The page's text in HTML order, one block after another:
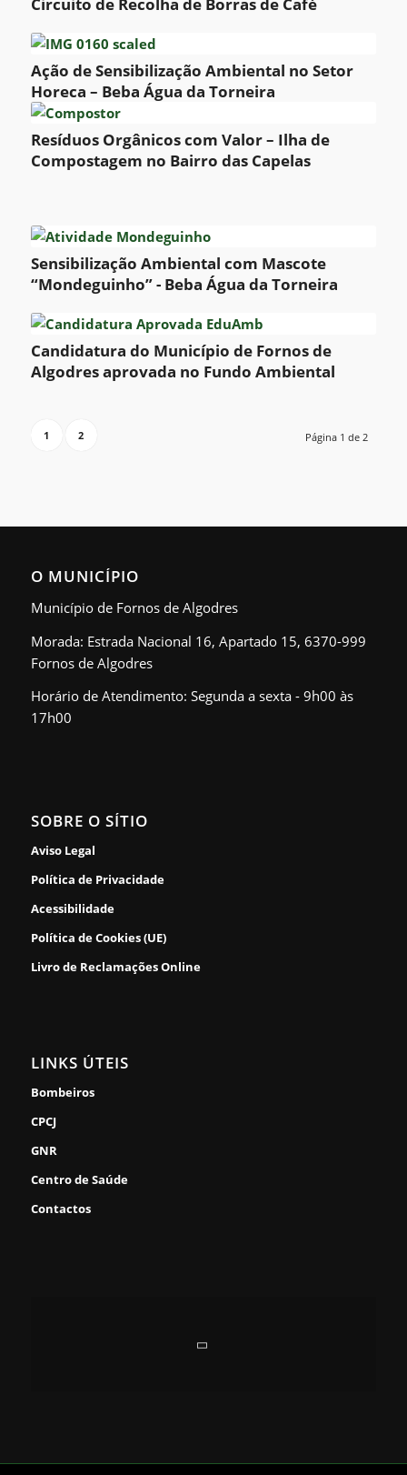
Ação de Sensibilização Ambiental no Setor
Horeca – Beba Água da Torneira
Resíduos Orgânicos com Valor – Ilha de
Compostagem no Bairro das Capelas
Sensibilização Ambiental com Mascote
“Mondeguinho” - Beba Água da Torneira
Candidatura do Município de Fornos de
Algodres aprovada no Fundo Ambiental
Página 1 de 2
1 2
O MUNICÍPIO
Município de Fornos de Algodres
Morada: Estrada Nacional 16, Apartado 15, 6370-999
Fornos de Algodres
Horário de Atendimento: Segunda a sexta - 9h00 às
17h00
SOBRE O SÍTIO
Aviso Legal
Política de Privacidade
Acessibilidade
Política de Cookies (UE)
Livro de Reclamações Online
LINKS ÚTEIS
Bombeiros
CPCJ
GNR
Centro de Saúde
Contactos